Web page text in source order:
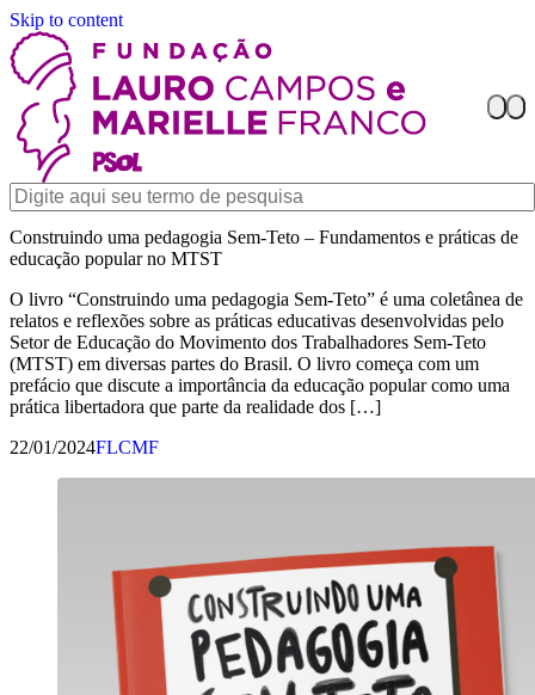
Skip to content
Construindo uma pedagogia Sem-Teto – Fundamentos e práticas de
educação popular no MTST
O livro “Construindo uma pedagogia Sem-Teto” é uma coletânea de
relatos e reflexões sobre as práticas educativas desenvolvidas pelo
Setor de Educação do Movimento dos Trabalhadores Sem-Teto
(MTST) em diversas partes do Brasil. O livro começa com um
prefácio que discute a importância da educação popular como uma
prática libertadora que parte da realidade dos […]
22/01/2024FLCMF